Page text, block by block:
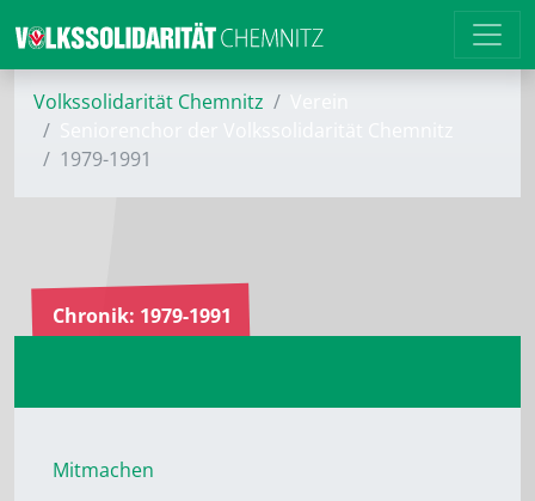
Volkssolidarität Chemnitz
1979-1991
Chronik: 1979-1991
Mitmachen